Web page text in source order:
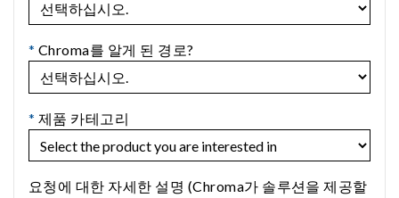
* Chroma를 알게 된 경로?
* 제품 카테고리
요청에 대한 자세한 설명 (Chroma가 솔루션을 제공할